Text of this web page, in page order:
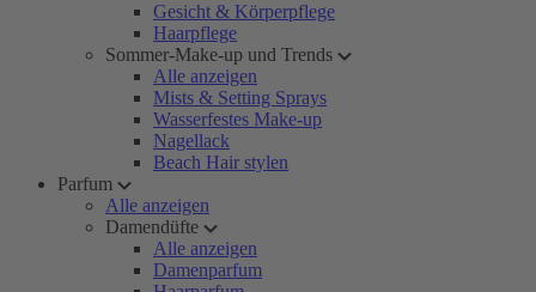
Gesicht & Körperpflege
Haarpflege
Sommer-Make-up und Trends
Alle anzeigen
Mists & Setting Sprays
Wasserfestes Make-up
Nagellack
Beach Hair stylen
Parfum
Alle anzeigen
Damendüfte
Alle anzeigen
Damenparfum